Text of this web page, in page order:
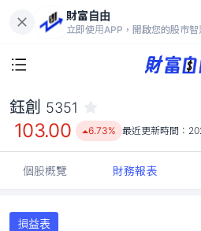
財富自由
立即使用APP，開啟您的股市智
103.00
6.73%
鈺創 5351
103.00 6.73% 最近更新時間：
個股概覽 財務報表
損益表